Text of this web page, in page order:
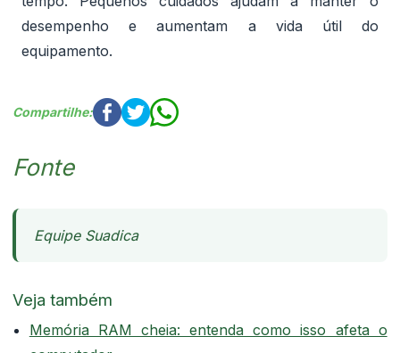
desempenho e aumentam a vida útil do
equipamento.
Compartilhe:
Fonte
Equipe Suadica
Veja também
Memória RAM cheia: entenda como isso afeta o